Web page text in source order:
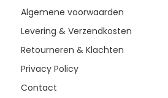
Algemene voorwaarden
Levering & Verzendkosten
Retourneren & Klachten
Privacy Policy
Contact